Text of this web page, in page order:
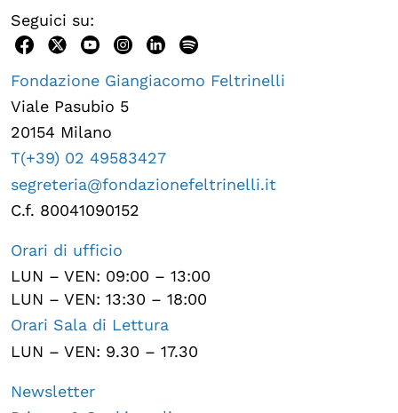
Seguici su:
Fondazione Giangiacomo Feltrinelli
Viale Pasubio 5
20154 Milano
T(+39) 02 49583427
segreteria@fondazionefeltrinelli.it
C.f. 80041090152
Orari di ufficio
LUN – VEN: 09:00 – 13:00
LUN – VEN: 13:30 – 18:00
Orari Sala di Lettura
LUN – VEN: 9.30 – 17.30
Newsletter